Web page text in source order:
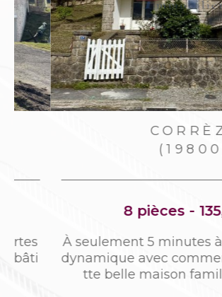
CORRÈZE
(19800)
8 pièces - 135,85
À seulement 5 minutes à pied
dynamique avec commerces
tte belle maison familiale